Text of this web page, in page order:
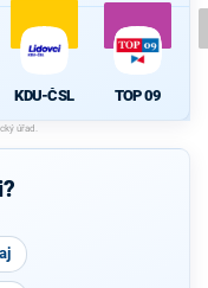
KDU-ČSL TOP 09